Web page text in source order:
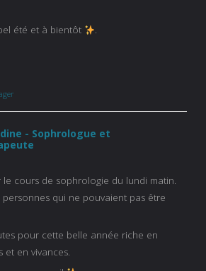
été et à bientôt
.
- Sophrologue et
le cours de sophrologie du lundi matin.
qui ne pouvaient pas être
pour cette belle année riche en
et en vivances.